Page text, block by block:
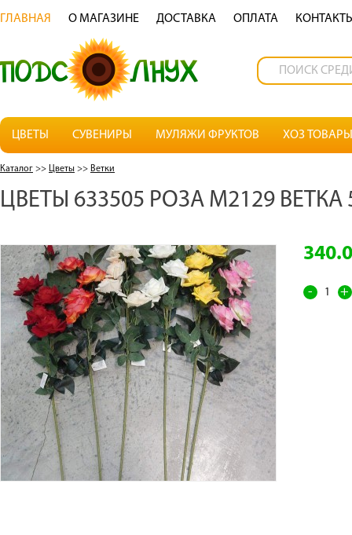
ГЛАВНАЯ О МАГАЗИНЕ ДОСТАВКА OПЛАТА
ЦВЕТЫ СУВЕНИРЫ МУЛЯЖИ ФРУКТОВ ХОЗ ТОВАРЫ
Каталог >> Цветы >> Ветки
ЦВЕТЫ 633505 РОЗА М2129 ВЕТКА
- +